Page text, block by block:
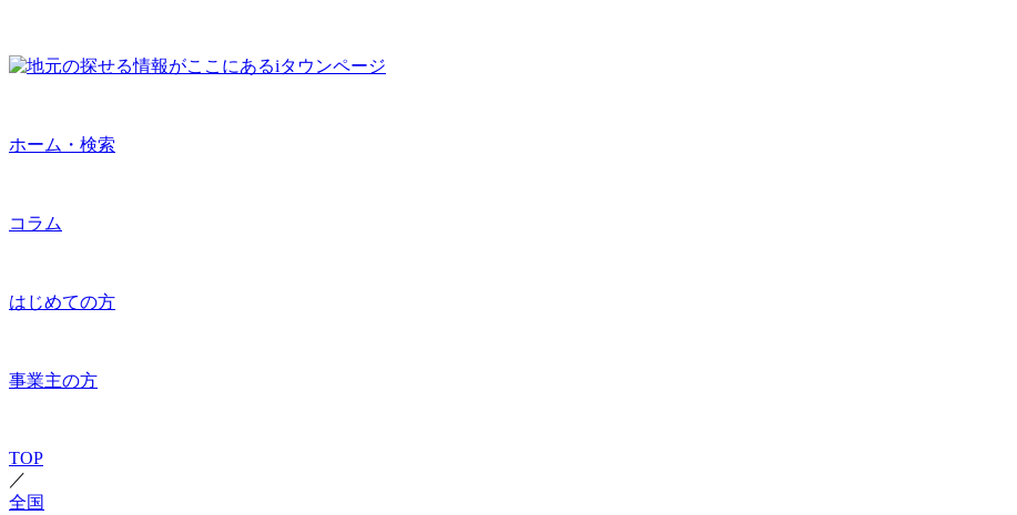
ホーム・検索
コラム
はじめての方
事業主の方
TOP
／
全国